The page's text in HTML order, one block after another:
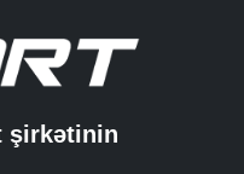
şirkətinin